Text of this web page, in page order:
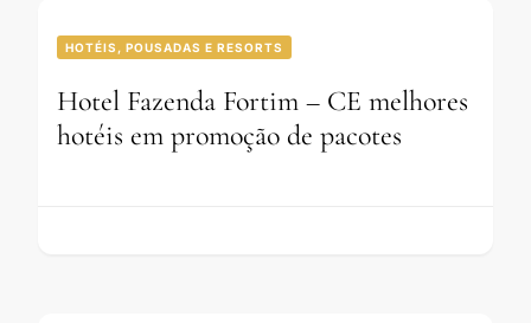
HOTÉIS, POUSADAS E RESORTS
Hotel Fazenda Fortim – CE melhores
hotéis em promoção de pacotes